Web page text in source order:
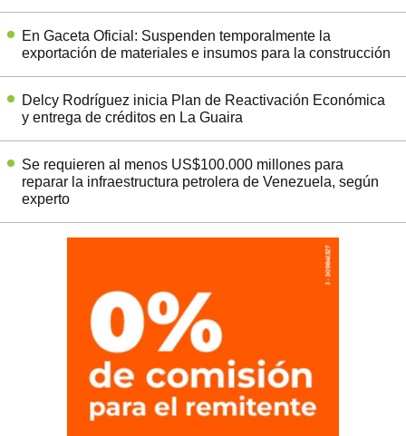
En Gaceta Oficial: Suspenden temporalmente la
exportación de materiales e insumos para la construcción
Delcy Rodríguez inicia Plan de Reactivación Económica
y entrega de créditos en La Guaira
Se requieren al menos US$100.000 millones para
reparar la infraestructura petrolera de Venezuela, según
experto